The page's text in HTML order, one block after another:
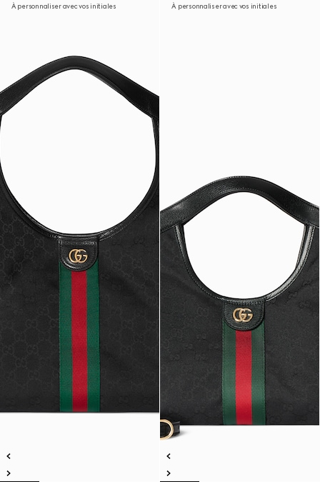
À personnaliser avec vos initiales À personnaliser avec vos initiales